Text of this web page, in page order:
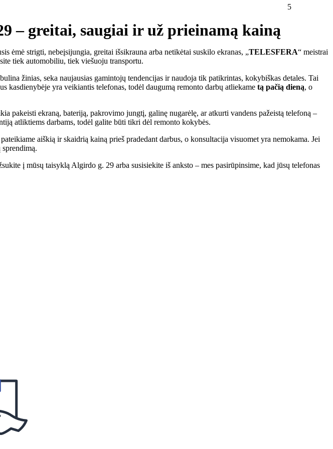
5
– greitai, saugiai ir už prieinamą kainą
ėmė strigti, nebeįsijungia, greitai išsikrauna arba netikėtai suskilo ekranas, „TELESFERA“ meistrai
tiek automobiliu, tiek viešuoju transportu.
žinias, seka naujausias gamintojų tendencijas ir naudoja tik patikrintas, kokybiškas detales. Tai
kasdienybėje yra veikiantis telefonas, todėl daugumą remonto darbų atliekame tą pačią dieną, o
pakeisti ekraną, bateriją, pakrovimo jungtį, galinę nugarėlę, ar atkurti vandens pažeistą telefoną –
atliktiems darbams, todėl galite būti tikri dėl remonto kokybės.
aiškią ir skaidrią kainą prieš pradedant darbus, o konsultacija visuomet yra nemokama. Jei
į mūsų taisyklą Algirdo g. 29 arba susisiekite iš anksto – mes pasirūpinsime, kad jūsų telefonas